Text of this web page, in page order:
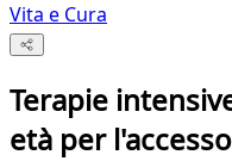
Vita e Cura
Terapie
età per l'accesso